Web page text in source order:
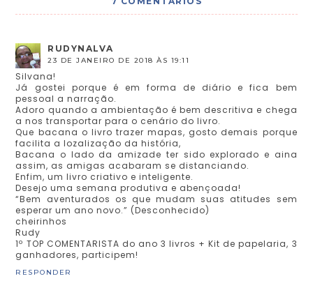
RUDYNALVA
23 DE JANEIRO DE 2018 ÀS 19:11
Silvana!
Já gostei porque é em forma de diário e fica bem
pessoal a narração.
Adoro quando a ambientação é bem descritiva e chega
a nos transportar para o cenário do livro.
Que bacana o livro trazer mapas, gosto demais porque
facilita a lozalização da história,
Bacana o lado da amizade ter sido explorado e aina
assim, as amigas acabaram se distanciando.
Enfim, um livro criativo e inteligente.
Desejo uma semana produtiva e abençoada!
“Bem aventurados os que mudam suas atitudes sem
esperar um ano novo.” (Desconhecido)
cheirinhos
Rudy
1º TOP COMENTARISTA do ano 3 livros + Kit de papelaria, 3
ganhadores, participem!
RESPONDER